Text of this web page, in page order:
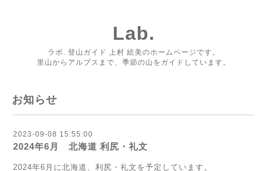
Lab.
ラボ. 登山ガイド 上村 絵美のホームページです。
里山からアルプスまで、季節の山をガイドしています。
お知らせ
2023-09-08 15:55:00
2024年6月 北海道 利尻・礼文
2024年6月に北海道、利尻・礼文を予定しています。